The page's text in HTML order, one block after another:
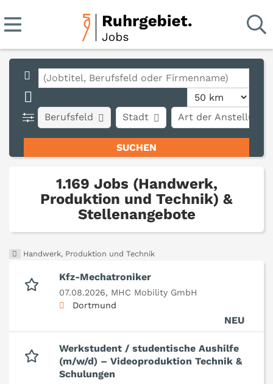
Stadt Art der Anstellung
Berufsfeld
1.169 Jobs (Handwerk,
Produktion und Technik) &
Stellenangebote
Handwerk, Produktion und Technik
Kfz-Mechatroniker
07.08.2026, MHC Mobility GmbH
Dortmund
NEU
Werkstudent / studentische Aushilfe
(m/w/d) – Videoproduktion Technik &
Schulungen